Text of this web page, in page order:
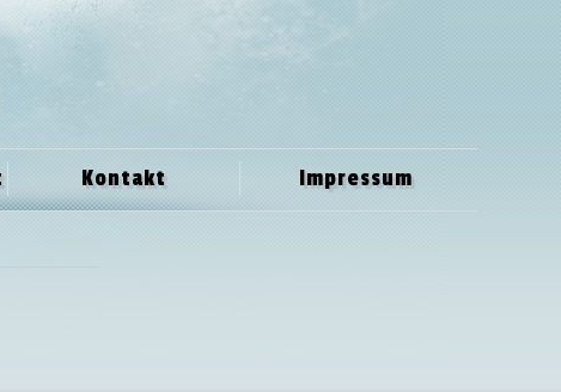
Kontakt Impressum